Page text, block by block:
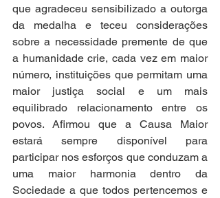
que agradeceu sensibilizado a outorga
da medalha e teceu considerações
sobre a necessidade premente de que
a humanidade crie, cada vez em maior
número, instituições que permitam uma
maior justiça social e um mais
equilibrado relacionamento entre os
povos. Afirmou que a Causa Maior
estará sempre disponível para
participar nos esforços que conduzam a
uma maior harmonia dentro da
Sociedade a que todos pertencemos e